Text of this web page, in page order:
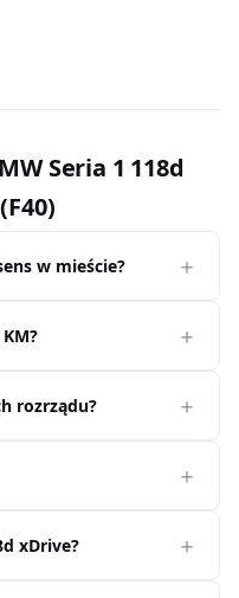
Seria 1 118d
w mieście?
rozrządu?
xDrive?